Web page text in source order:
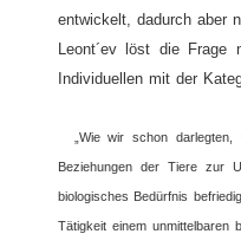
entwickelt, dadurch aber
Leont´ev löst die Frage
Individuellen mit der
„Wie wir schon
Beziehungen der Tiere zur
biologisches Bedürfnis
Tätigkeit einem unmittelbaren